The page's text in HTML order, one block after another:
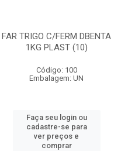
FAR TRIGO C/FERM DBENTA
1KG PLAST (10)
Código: 100
Embalagem: UN
Faça seu login ou
cadastre-se para
ver preços e
comprar